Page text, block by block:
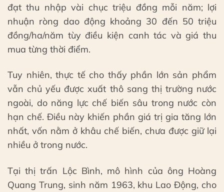
đạt thu nhập vài chục triệu đồng mỗi năm; lợi
nhuận ròng dao động khoảng 30 đến 50 triệu
đồng/ha/năm tùy điều kiện canh tác và giá thu
mua từng thời điểm.
Tuy nhiên, thực tế cho thấy phần lớn sản phẩm
vẫn chủ yếu được xuất thô sang thị trường nước
ngoài, do năng lực chế biến sâu trong nước còn
hạn chế. Điều này khiến phần giá trị gia tăng lớn
nhất, vốn nằm ở khâu chế biến, chưa được giữ lại
nhiều ở trong nước.
Tại thị trấn Lộc Bình, mô hình của ông Hoàng
Quang Trung, sinh năm 1963, khu Lao Động, cho